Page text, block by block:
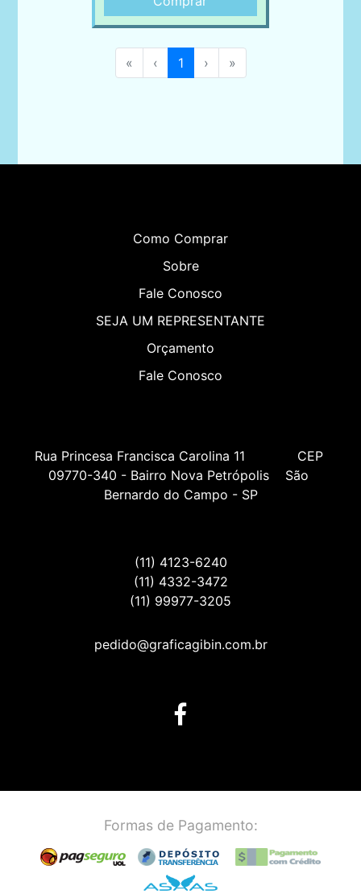
« ‹ 1 › »
Como Comprar
Sobre
Fale Conosco
SEJA UM REPRESENTANTE
Orçamento
Fale Conosco
Rua Princesa Francisca Carolina 11             CEP
09770-340 - Bairro Nova Petrópolis    São
Bernardo do Campo - SP
(11) 4123-6240
(11) 4332-3472
(11) 99977-3205
pedido@graficagibin.com.br
Formas de Pagamento: